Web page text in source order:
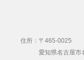
住所：〒465-0025
愛知県名古屋市名